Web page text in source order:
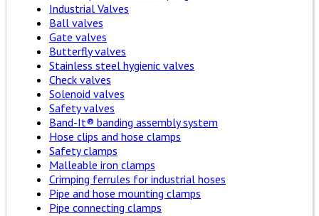
Industrial Valves
Ball valves
Gate valves
Butterfly valves
Stainless steel hygienic valves
Check valves
Solenoid valves
Safety valves
Band-It® banding assembly system
Hose clips and hose clamps
Safety clamps
Malleable iron clamps
Crimping ferrules for industrial hoses
Pipe and hose mounting clamps
Pipe connecting clamps